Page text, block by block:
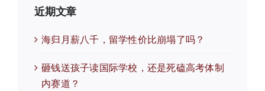
近期文章
海归月薪八千，留学性价比崩塌了吗？
砸钱送孩子读国际学校，还是死磕高考体制
内赛道？